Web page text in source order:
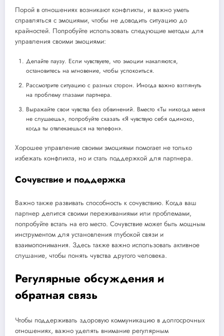
Порой в отношениях возникают конфликты, и важно уметь
справляться с эмоциями, чтобы не доводить ситуацию до
крайностей. Попробуйте использовать следующие методы для
управления своими эмоциями:
Делайте паузу. Если чувствуете, что эмоции накаляются,
остановитесь на мгновение, чтобы успокоиться.
Рассмотрите ситуацию с разных сторон. Иногда важно взглянуть
на проблему глазами партнера.
Выражайте свои чувства без обвинений. Вместо «Ты никогда меня
не слушаешь», попробуйте сказать «Я чувствую себя одиноко,
когда ты отвлекаешься на телефон».
Хорошее управление своими эмоциями помогает не только
избежать конфликта, но и стать поддержкой для партнера.
Сочувствие и поддержка
Важно также развивать способность к сочувствию. Когда ваш
партнер делится своими переживаниями или проблемами,
попробуйте встать на его место. Сочувствие может быть мощным
инструментом для установления глубокой связи и
взаимопонимания. Здесь также важно использовать активное
слушание, чтобы понять чувства другого человека.
Регулярные обсуждения и
обратная связь
Чтобы поддерживать здоровую коммуникацию в долгосрочных
отношениях, важно уделять внимание регулярным